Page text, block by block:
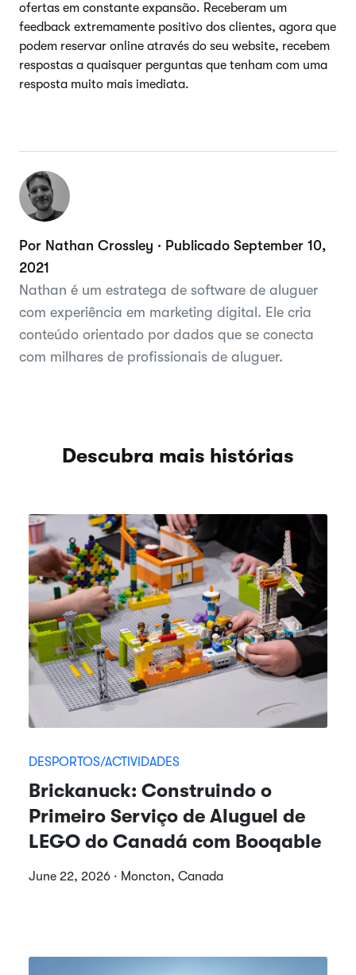
ofertas em constante expansão. Receberam um
feedback extremamente positivo dos clientes, agora que
podem reservar online através do seu website, recebem
respostas a quaisquer perguntas que tenham com uma
resposta muito mais imediata.
Por Nathan Crossley · Publicado September 10,
2021
Nathan é um estratega de software de aluguer
com experiência em marketing digital. Ele cria
conteúdo orientado por dados que se conecta
com milhares de profissionais de aluguer.
Descubra mais histórias
DESPORTOS/ACTIVIDADES
Brickanuck: Construindo o
Primeiro Serviço de Aluguel de
LEGO do Canadá com Booqable
June 22, 2026 · Moncton, Canada